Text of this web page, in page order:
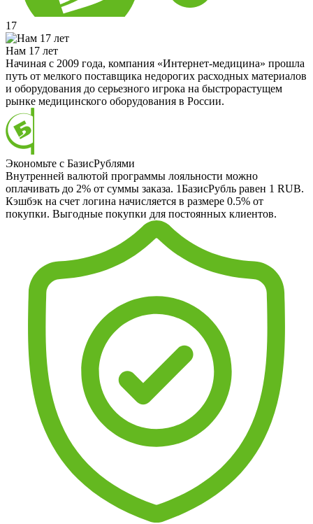
17
Нам 17 лет
Начиная с 2009 года, компания «Интернет-медицина» прошла
путь от мелкого поставщика недорогих расходных материалов
и оборудования до серьезного игрока на быстрорастущем
рынке медицинского оборудования в России.
Экономьте с БазисРублями
Внутренней валютой программы лояльности можно
оплачивать до 2% от суммы заказа. 1БазисРубль равен 1 RUB.
Кэшбэк на счет логина начисляется в размере 0.5% от
покупки. Выгодные покупки для постоянных клиентов.